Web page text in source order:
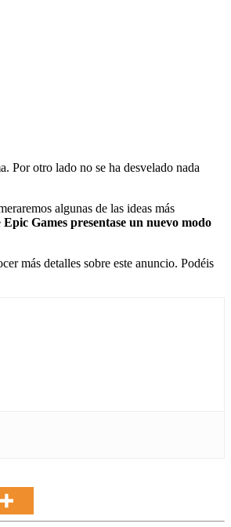
Por otro lado no se ha desvelado nada
algunas de las ideas más
Epic Games presentase un nuevo modo
más detalles sobre este anuncio. Podéis